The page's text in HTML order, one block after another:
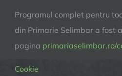
Programul complet pentru
din Primarie Selimbar a fost
pagina primariaselimbar.ro/
Cookie